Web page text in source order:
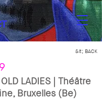
&lt; BACK
LADIES | Théâtre
Bruxelles (Be)